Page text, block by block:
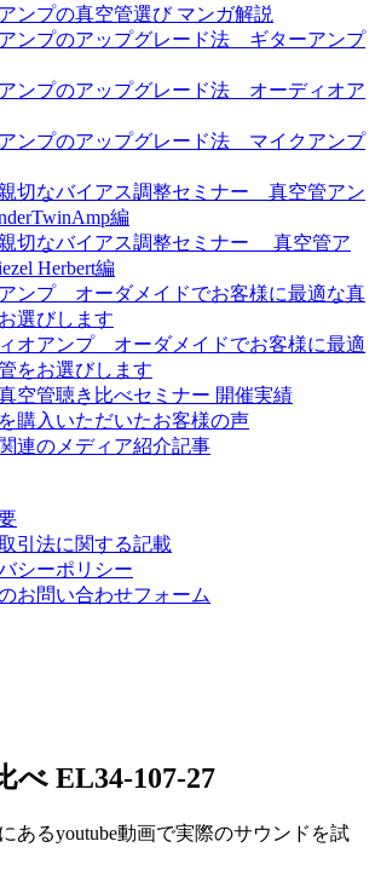
ンプの真空管選び マンガ解説
ンプのアップグレード法 ギターアンプ
ンプのアップグレード法 オーディオア
ンプのアップグレード法 マイクアンプ
切なバイアス調整セミナー 真空管アン
編
切なバイアス調整セミナー 真空管ア
Herbert編
ンプ オーダメイドでお客様に最適な真
選びします
オアンプ オーダメイドでお客様に最適
をお選びします
空管聴き比べセミナー 開催実績
購入いただいたお客様の声
連のメディア紹介記事
引法に関する記載
シーポリシー
お問い合わせフォーム
べ EL34-107-27
あるyoutube動画で実際のサウンドを試